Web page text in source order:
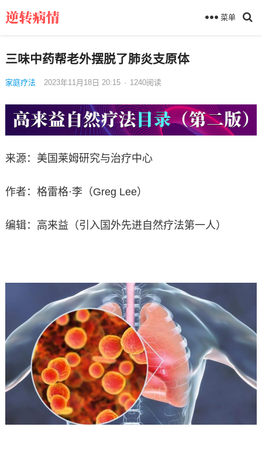
菜单
三味中药帮老外摆脱了肺炎支原体
家庭疗法 2023年11月18日 20:15 · 1240阅读
来源：美国莱姆研究与治疗中心
作者：格雷格·李（Greg Lee）
编辑：高来益（引入国外先进自然疗法第一人）